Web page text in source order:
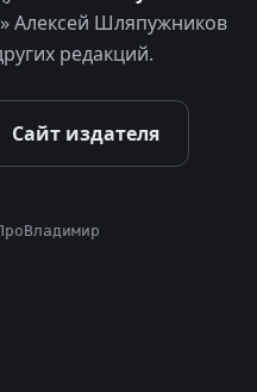
Алексей Шляпужников
редакций.
Сайт издателя